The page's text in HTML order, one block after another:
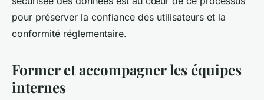
pour préserver la confiance des utilisateurs et la
conformité réglementaire.
Former et accompagner les équipes
internes